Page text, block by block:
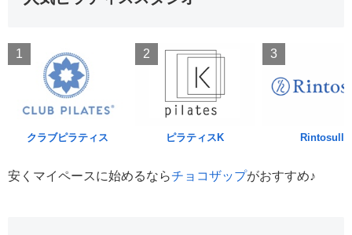
1
クラブピラティス
2
ピラティスK
3
Rintosull
安くマイペースに始めるならチョコザップがおすすめ♪